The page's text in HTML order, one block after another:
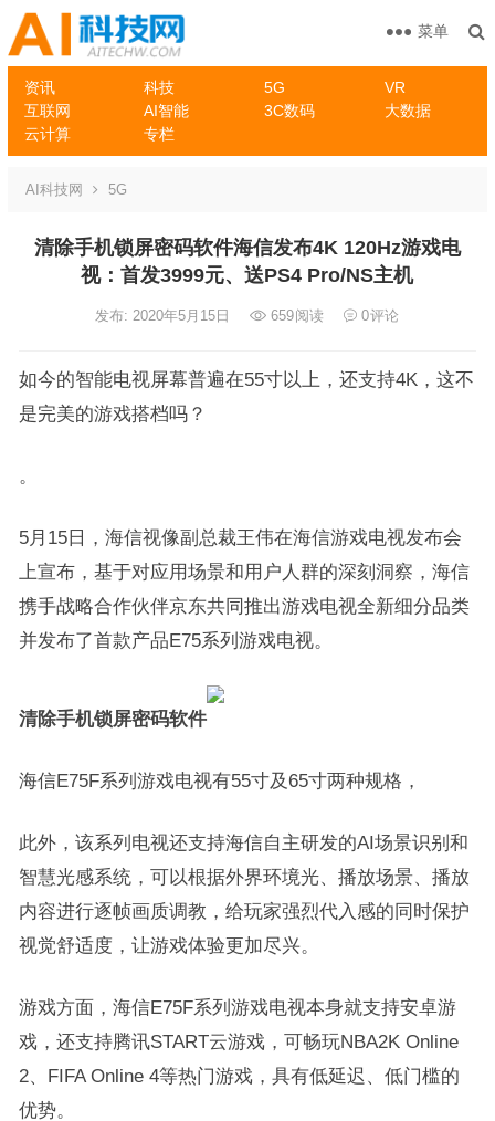
资讯 科技 5G
VR
互联网
AI智能 3C数码
大数据
云计算
专栏
菜单
AI科技网 5G
清除手机锁屏密码软件海信发布4K 120Hz游戏电
视：首发3999元、送PS4 Pro/NS主机
发布: 2020年5月15日 659阅读 0评论
如今的智能电视屏幕普遍在55寸以上，还支持4K，这不
是完美的游戏搭档吗？
。
5月15日，海信视像副总裁王伟在海信游戏电视发布会
上宣布，基于对应用场景和用户人群的深刻洞察，海信
携手战略合作伙伴京东共同推出游戏电视全新细分品类
并发布了首款产品E75系列游戏电视。
清除手机锁屏密码软件
海信E75F系列游戏电视有55寸及65寸两种规格，
此外，该系列电视还支持海信自主研发的AI场景识别和
智慧光感系统，可以根据外界环境光、播放场景、播放
内容进行逐帧画质调教，给玩家强烈代入感的同时保护
视觉舒适度，让游戏体验更加尽兴。
游戏方面，海信E75F系列游戏电视本身就支持安卓游
戏，还支持腾讯START云游戏，可畅玩NBA2K Online
2、FIFA Online 4等热门游戏，具有低延迟、低门槛的
优势。